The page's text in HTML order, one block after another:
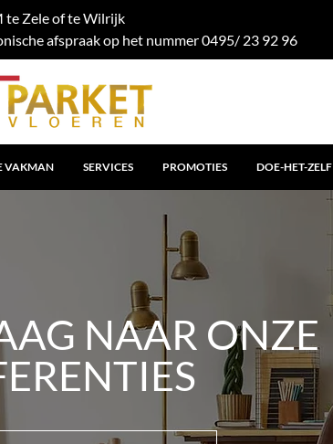
te Zele of te Wilrijk
afspraak op het nummer 0495/ 23 92 96
VAKMAN SERVICES PROMOTIES DOE-HET-ZELF
NAAR ONZE